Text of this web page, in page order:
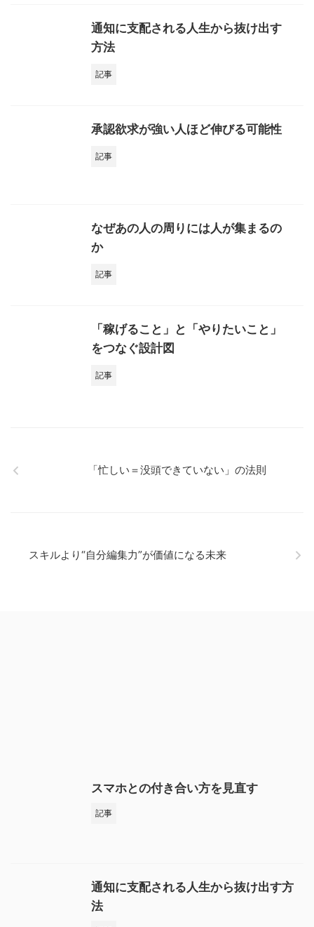
通知に支配される人生から抜け出す
方法
記事
承認欲求が強い人ほど伸びる可能性
記事
なぜあの人の周りには人が集まるの
か
記事
「稼げること」と「やりたいこと」
をつなぐ設計図
記事
「忙しい＝没頭できていない」の法則
スキルより“自分編集力”が価値になる未来
スマホとの付き合い方を見直す
記事
通知に支配される人生から抜け出す方
法